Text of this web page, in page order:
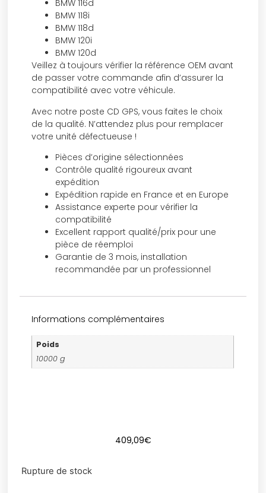
BMW 116d
BMW 118i
BMW 118d
BMW 120i
BMW 120d
Veillez à toujours vérifier la référence OEM avant
de passer votre commande afin d’assurer la
compatibilité avec votre véhicule.
Avec notre poste CD GPS, vous faites le choix
de la qualité. N’attendez plus pour remplacer
votre unité défectueuse !
Pièces d’origine sélectionnées
Contrôle qualité rigoureux avant
expédition
Expédition rapide en France et en Europe
Assistance experte pour vérifier la
compatibilité
Excellent rapport qualité/prix pour une
pièce de réemploi
Garantie de 3 mois, installation
recommandée par un professionnel
Informations complémentaires
Poids
10000 g
409,09€
Rupture de stock